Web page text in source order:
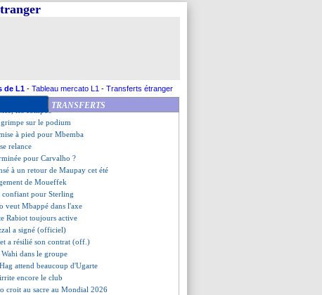
de L1 - Tableau mercato L1 - Transferts étranger
TRANSFERTS
les compos
encore Manchester City
et Boniface cartonnent
Rabiot répond à Thiago Motta
contre Metz
les compos
sur le podium
à pied pour Mbemba
relance
pour Carvalho ?
à un retour de Maupay cet été
de Moueffek
confiant pour Sterling
veut Mbappé dans l'axe
Rabiot toujours active
a signé (officiel)
a résilié son contrat (off.)
dans le groupe
attend beaucoup d'Ugarte
encore le club
croit au sacre au Mondial 2026